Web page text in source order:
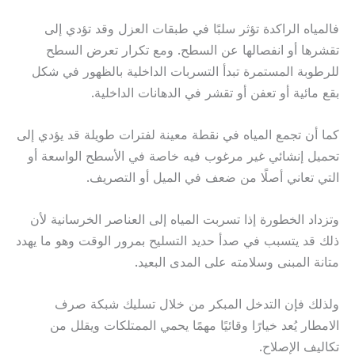
فالمياه الراكدة تؤثر سلبًا في طبقات العزل وقد تؤدي إلى
تقشرها أو انفصالها عن السطح. ومع تكرار تعرض السطح
للرطوبة المستمرة تبدأ التسربات الداخلية بالظهور في شكل
بقع مائية أو تعفن أو تقشر في الدهانات الداخلية.
كما أن تجمع المياه في نقطة معينة لفترات طويلة قد يؤدي إلى
تحميل إنشائي غير مرغوب فيه خاصة في الأسطح الواسعة أو
التي تعاني أصلًا من ضعف في الميل أو التصريف.
وتزداد الخطورة إذا تسربت المياه إلى العناصر الخرسانية لأن
ذلك قد يتسبب في صدأ حديد التسليح بمرور الوقت وهو ما يهدد
متانة المبنى وسلامته على المدى البعيد.
ولذلك فإن التدخل المبكر من خلال تسليك شبكة صرف
الامطار يُعد خيارًا وقائيًا مهمًا يحمي الممتلكات ويقلل من
تكاليف الإصلاح.